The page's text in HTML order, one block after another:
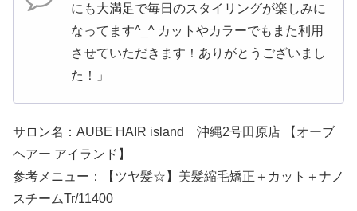
にも大満足で毎日のスタイリングが楽しみに
なってます^_^ カットやカラーでもまた利用
させていただきます！ありがとうございまし
た！」
サロン名：AUBE HAIR island 沖縄2号田原店 【オーブ
ヘアー アイランド】
参考メニュー：【ツヤ髪☆】美髪縮毛矯正＋カット＋ナノ
スチームTr/11400